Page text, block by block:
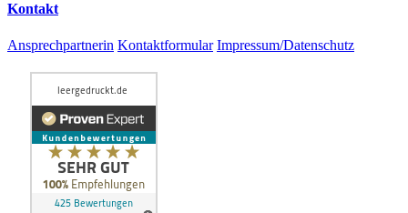
Kontakt
Ansprechpartnerin Kontaktformular Impressum/Datenschutz